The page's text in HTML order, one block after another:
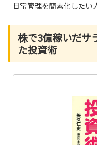
日常管理を簡素化したい
株で3億稼いだサ
た投資術